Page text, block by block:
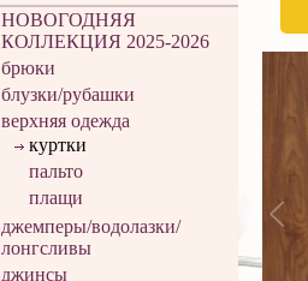
НОВОГОДНЯЯ
КОЛЛЕКЦИЯ 2025-2026
брюки
блузки/рубашки
верхняя одежда
куртки
пальто
плащи
джемперы/водолазки/
лонгсливы
джинсы